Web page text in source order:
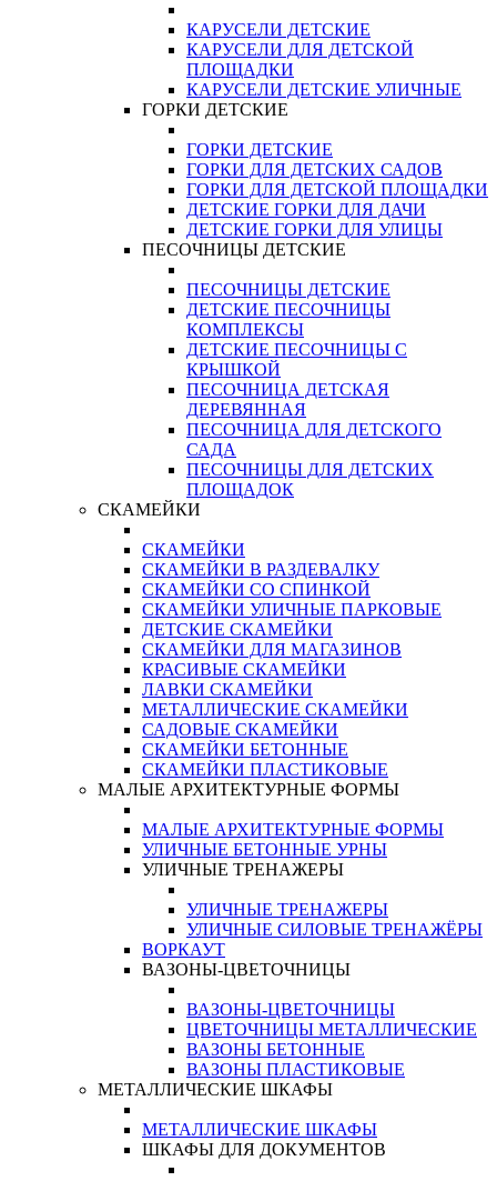
КАРУСЕЛИ ДЕТСКИЕ
КАРУСЕЛИ ДЛЯ ДЕТСКОЙ
ПЛОЩАДКИ
КАРУСЕЛИ ДЕТСКИЕ УЛИЧНЫЕ
ГОРКИ ДЕТСКИЕ
ГОРКИ ДЕТСКИЕ
ГОРКИ ДЛЯ ДЕТСКИХ САДОВ
ГОРКИ ДЛЯ ДЕТСКОЙ ПЛОЩАДКИ
ДЕТСКИЕ ГОРКИ ДЛЯ ДАЧИ
ДЕТСКИЕ ГОРКИ ДЛЯ УЛИЦЫ
ПЕСОЧНИЦЫ ДЕТСКИЕ
ПЕСОЧНИЦЫ ДЕТСКИЕ
ДЕТСКИЕ ПЕСОЧНИЦЫ
КОМПЛЕКСЫ
ДЕТСКИЕ ПЕСОЧНИЦЫ С
КРЫШКОЙ
ПЕСОЧНИЦА ДЕТСКАЯ
ДЕРЕВЯННАЯ
ПЕСОЧНИЦА ДЛЯ ДЕТСКОГО
САДА
ПЕСОЧНИЦЫ ДЛЯ ДЕТСКИХ
ПЛОЩАДОК
СКАМЕЙКИ
СКАМЕЙКИ
СКАМЕЙКИ В РАЗДЕВАЛКУ
СКАМЕЙКИ СО СПИНКОЙ
СКАМЕЙКИ УЛИЧНЫЕ ПАРКОВЫЕ
ДЕТСКИЕ СКАМЕЙКИ
СКАМЕЙКИ ДЛЯ МАГАЗИНОВ
КРАСИВЫЕ СКАМЕЙКИ
ЛАВКИ СКАМЕЙКИ
МЕТАЛЛИЧЕСКИЕ СКАМЕЙКИ
САДОВЫЕ СКАМЕЙКИ
СКАМЕЙКИ БЕТОННЫЕ
СКАМЕЙКИ ПЛАСТИКОВЫЕ
МАЛЫЕ АРХИТЕКТУРНЫЕ ФОРМЫ
МАЛЫЕ АРХИТЕКТУРНЫЕ ФОРМЫ
УЛИЧНЫЕ БЕТОННЫЕ УРНЫ
УЛИЧНЫЕ ТРЕНАЖЕРЫ
УЛИЧНЫЕ ТРЕНАЖЕРЫ
УЛИЧНЫЕ СИЛОВЫЕ ТРЕНАЖЁРЫ
ВОРКАУТ
ВАЗОНЫ-ЦВЕТОЧНИЦЫ
ВАЗОНЫ-ЦВЕТОЧНИЦЫ
ЦВЕТОЧНИЦЫ МЕТАЛЛИЧЕСКИЕ
ВАЗОНЫ БЕТОННЫЕ
ВАЗОНЫ ПЛАСТИКОВЫЕ
МЕТАЛЛИЧЕСКИЕ ШКАФЫ
МЕТАЛЛИЧЕСКИЕ ШКАФЫ
ШКАФЫ ДЛЯ ДОКУМЕНТОВ